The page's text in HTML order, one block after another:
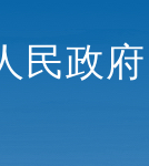
民政府